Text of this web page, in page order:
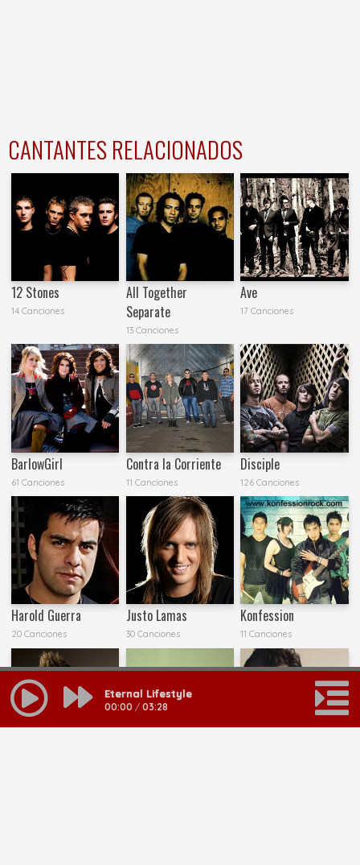
CANTANTES RELACIONADOS
12 Stones
14 Canciones
All Together
Separate
13 Canciones
Ave
17 Canciones
BarlowGirl
61 Canciones
Contra la Corriente
11 Canciones
Disciple
126 Canciones
Harold Guerra
20 Canciones
Justo Lamas
30 Canciones
Konfession
11 Canciones
Eternal Lifestyle
00:00 / 03:28